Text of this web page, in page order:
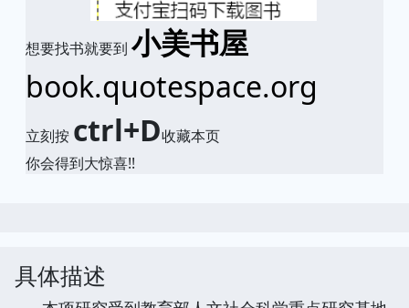
想要找书就要到 小美书屋
book.quotespace.org
立刻按 ctrl+D收藏本页
你会得到大惊喜!!
具体描述